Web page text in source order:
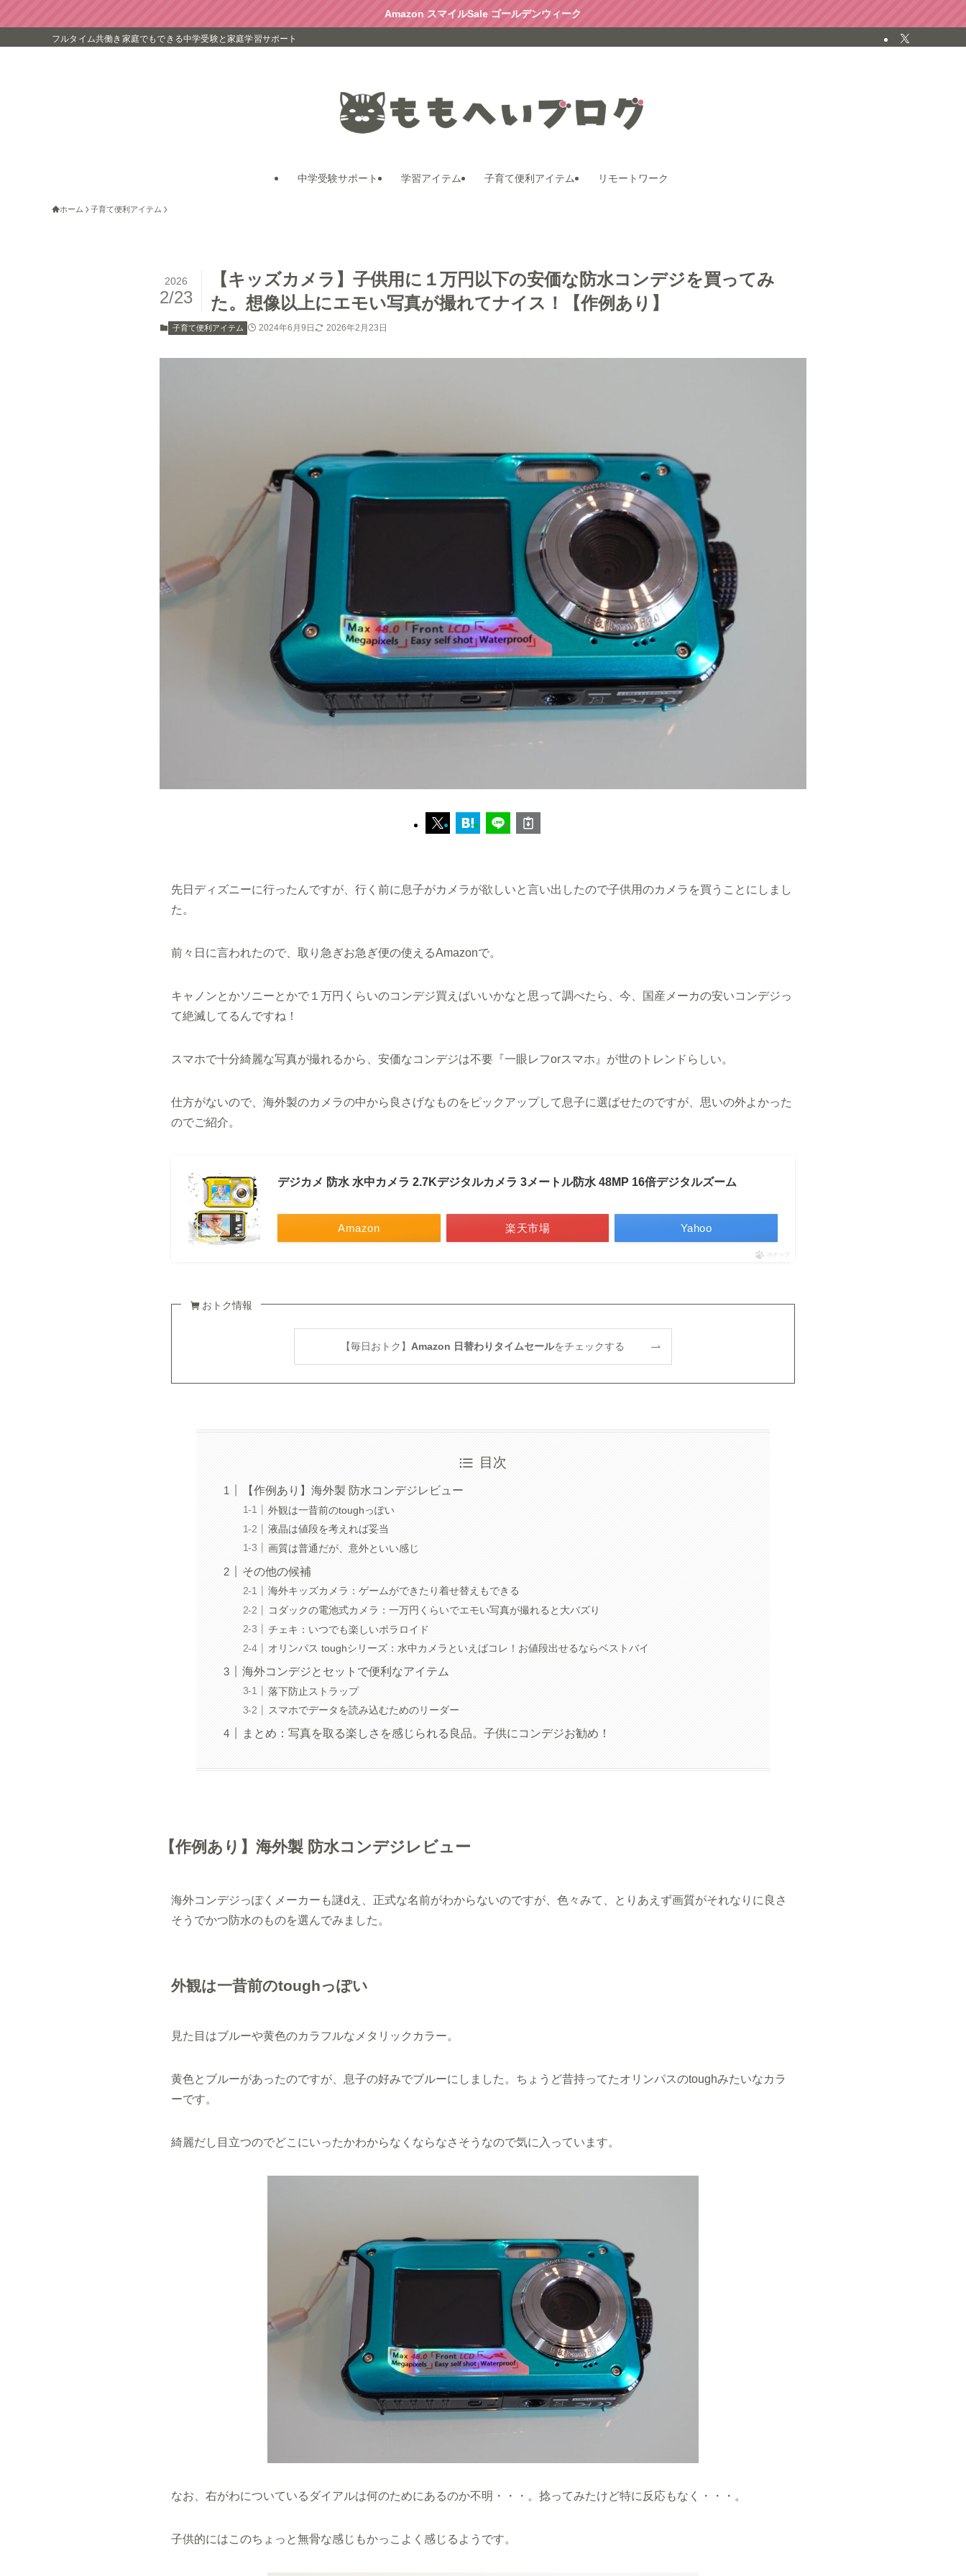
Amazon スマイルSale ゴールデンウィーク
フルタイム共働き家庭でもできる中学受験と家庭学習サポート
中学受験サポート 学習アイテム 子育て便利アイテム リモートワーク
ホーム 子育て便利アイテム
【キッズカメラ】子供用に１万円以下の安価な防水コンデジを買ってみ
た。想像以上にエモい写真が撮れてナイス！【作例あり】
2026
2/23
子育て便利アイテム 2024年6月9日 2026年2月23日
先日ディズニーに行ったんですが、行く前に息子がカメラが欲しいと言い出したので子供用のカメラを買うことにしまし
た。
前々日に言われたので、取り急ぎお急ぎ便の使えるAmazonで。
キャノンとかソニーとかで１万円くらいのコンデジ買えばいいかなと思って調べたら、今、国産メーカの安いコンデジっ
て絶滅してるんですね！
スマホで十分綺麗な写真が撮れるから、安価なコンデジは不要『一眼レフorスマホ』が世のトレンドらしい。
仕方がないので、海外製のカメラの中から良さげなものをピックアップして息子に選ばせたのですが、思いの外よかった
のでご紹介。
デジカメ 防水 水中カメラ 2.7Kデジタルカメラ 3メートル防水 48MP 16倍デジタルズーム
Amazon 楽天市場 Yahoo
ポチップ
おトク情報
【毎日おトク】Amazon 日替わりタイムセールをチェックする
目次
【作例あり】海外製 防水コンデジレビュー
外観は一昔前のtoughっぽい
液晶は値段を考えれば妥当
画質は普通だが、意外といい感じ
その他の候補
海外キッズカメラ：ゲームができたり着せ替えもできる
コダックの電池式カメラ：一万円くらいでエモい写真が撮れると大バズり
チェキ：いつでも楽しいポラロイド
オリンパス toughシリーズ：水中カメラといえばコレ！お値段出せるならベストバイ
海外コンデジとセットで便利なアイテム
落下防止ストラップ
スマホでデータを読み込むためのリーダー
まとめ：写真を取る楽しさを感じられる良品。子供にコンデジお勧め！
【作例あり】海外製 防水コンデジレビュー
海外コンデジっぽくメーカーも謎dえ、正式な名前がわからないのですが、色々みて、とりあえず画質がそれなりに良さ
そうでかつ防水のものを選んでみました。
外観は一昔前のtoughっぽい
見た目はブルーや黄色のカラフルなメタリックカラー。
黄色とブルーがあったのですが、息子の好みでブルーにしました。ちょうど昔持ってたオリンパスのtoughみたいなカラ
ーです。
綺麗だし目立つのでどこにいったかわからなくならなさそうなので気に入っています。
なお、右がわについているダイアルは何のためにあるのか不明・・・。捻ってみたけど特に反応もなく・・・。
子供的にはこのちょっと無骨な感じもかっこよく感じるようです。